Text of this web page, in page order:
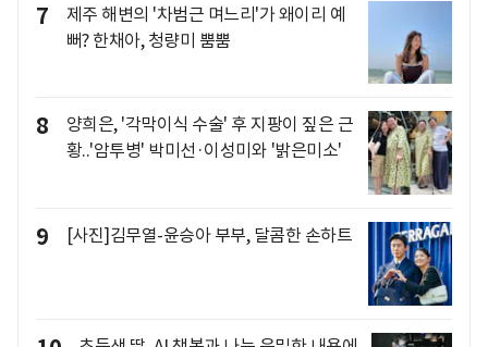
7
제주 해변의 '차범근 며느리'가 왜이리 예
뻐? 한채아, 청량미 뿜뿜
8
양희은, '각막이식 수술' 후 지팡이 짚은 근
황..'암투병' 박미선·이성미와 '밝은미소'
9 [사진]김무열-윤승아 부부, 달콤한 손하트